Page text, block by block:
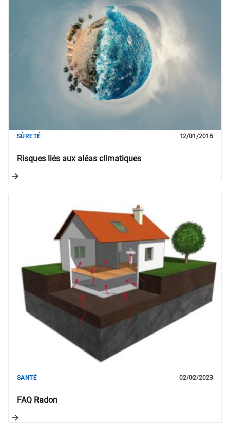
Risques liés aux aléas climatiques
SÛRETÉ 12/01/2016
FAQ Radon
SANTÉ 02/02/2023